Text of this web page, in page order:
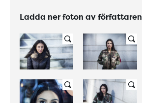
Ladda ner foton av författaren